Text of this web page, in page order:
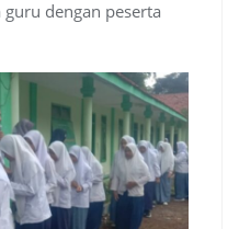
dengan peserta